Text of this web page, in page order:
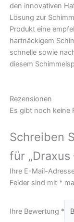
den innovativen
Lösung zur
Produkt eine
hartnäckigem
schnelle sowie
diesem
Rezensionen
Es gibt noch keine
Schreiben
für
Ihre E-Mail-
Felder sind mit *
Ihre Bewertung *